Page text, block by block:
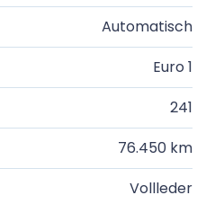
Automatisch
Euro 1
241
76.450 km
Vollleder